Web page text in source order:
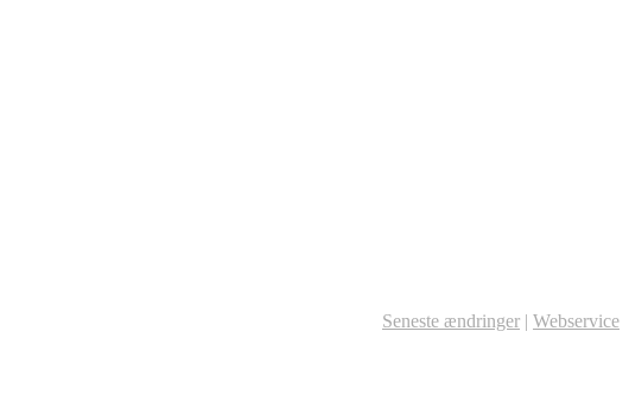
Seneste ændringer | Webservice